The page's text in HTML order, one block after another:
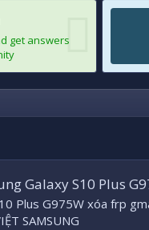
get answers
Galaxy S10 Plus
Plus G975W xóa frp
SAMSUNG